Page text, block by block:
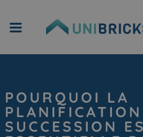
POURQUOI LA
SUCCESSION